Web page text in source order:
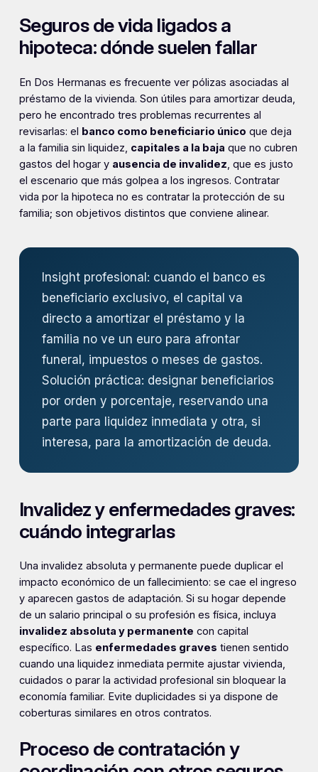
Seguros de vida ligados a
hipoteca: dónde suelen fallar
En Dos Hermanas es frecuente ver pólizas asociadas al
préstamo de la vivienda. Son útiles para amortizar deuda,
pero he encontrado tres problemas recurrentes al
revisarlas: el banco como beneficiario único que deja
a la familia sin liquidez, capitales a la baja que no cubren
gastos del hogar y ausencia de invalidez, que es justo
el escenario que más golpea a los ingresos. Contratar
vida por la hipoteca no es contratar la protección de su
familia; son objetivos distintos que conviene alinear.
Insight profesional: cuando el banco es
beneficiario exclusivo, el capital va
directo a amortizar el préstamo y la
familia no ve un euro para afrontar
funeral, impuestos o meses de gastos.
Solución práctica: designar beneficiarios
por orden y porcentaje, reservando una
parte para liquidez inmediata y otra, si
interesa, para la amortización de deuda.
Invalidez y enfermedades graves:
cuándo integrarlas
Una invalidez absoluta y permanente puede duplicar el
impacto económico de un fallecimiento: se cae el ingreso
y aparecen gastos de adaptación. Si su hogar depende
de un salario principal o su profesión es física, incluya
invalidez absoluta y permanente con capital
específico. Las enfermedades graves tienen sentido
cuando una liquidez inmediata permite ajustar vivienda,
cuidados o parar la actividad profesional sin bloquear la
economía familiar. Evite duplicidades si ya dispone de
coberturas similares en otros contratos.
Proceso de contratación y